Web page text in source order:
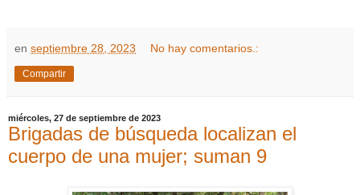
en septiembre 28, 2023 No hay comentarios.:
Compartir
miércoles, 27 de septiembre de 2023
Brigadas de búsqueda localizan el
cuerpo de una mujer; suman 9